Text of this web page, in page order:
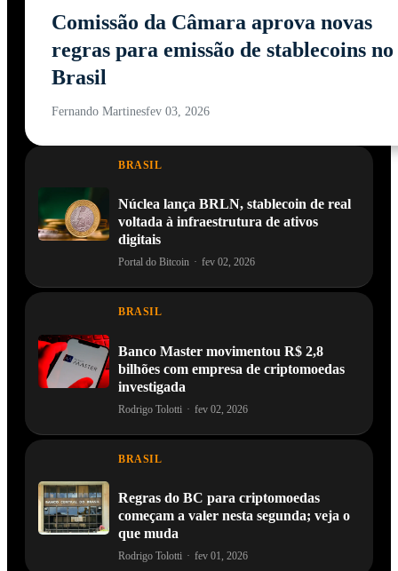
Comissão da Câmara aprova novas
regras para emissão de stablecoins no
Brasil
Fernando Martinesfev 03, 2026
BRASIL
Núclea lança BRLN, stablecoin de real
voltada à infraestrutura de ativos
digitais
Portal do Bitcoin · fev 02, 2026
BRASIL
Banco Master movimentou R$ 2,8
bilhões com empresa de criptomoedas
investigada
Rodrigo Tolotti · fev 02, 2026
BRASIL
Regras do BC para criptomoedas
começam a valer nesta segunda; veja o
que muda
Rodrigo Tolotti · fev 01, 2026